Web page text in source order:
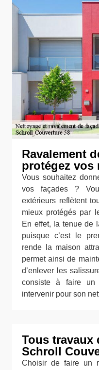
Ravalement
protégez vos
Vous souhaitez
vos façades ?
extérieurs reflètent
mieux protégés par
En effet, la tenue de
puisque c’est le
rende la maison
permet ainsi de
d’enlever les
consiste à faire un
intervenir pour son
Tous travaux
Schroll
Choisir de faire un